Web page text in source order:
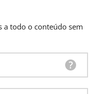
a todo o conteúdo sem
?